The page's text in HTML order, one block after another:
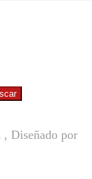
, Diseñado por